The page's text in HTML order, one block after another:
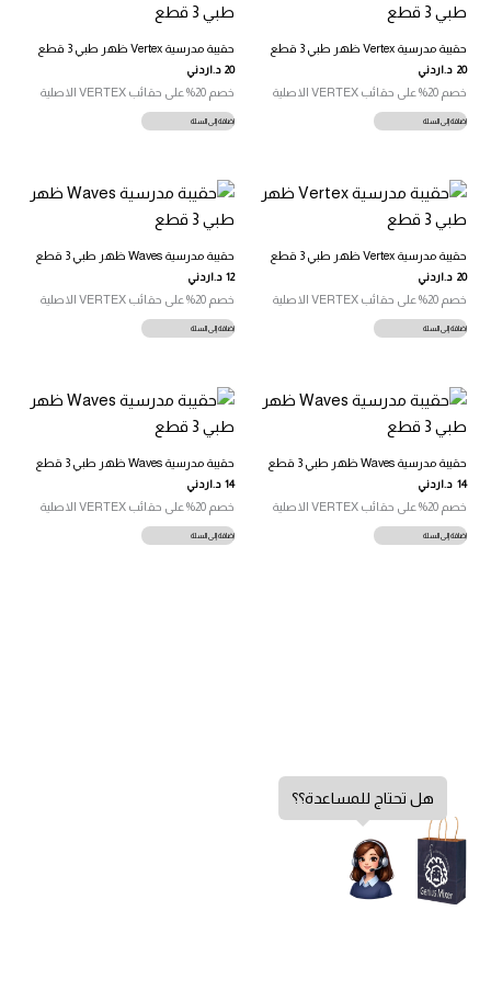
حقيبة مدرسية Vertex ظهر طبي 3 قطع
20 د.اردني
خصم 20% على حقائب VERTEX الاصلية
إضافة إلى السلة
حقيبة مدرسية Vertex ظهر طبي 3 قطع
20 د.اردني
خصم 20% على حقائب VERTEX الاصلية
إضافة إلى السلة
حقيبة مدرسية Vertex ظهر طبي 3 قطع
20 د.اردني
خصم 20% على حقائب VERTEX الاصلية
إضافة إلى السلة
حقيبة مدرسية Waves ظهر طبي 3 قطع
12 د.اردني
خصم 20% على حقائب VERTEX الاصلية
إضافة إلى السلة
حقيبة مدرسية Waves ظهر طبي 3 قطع
14 د.اردني
خصم 20% على حقائب VERTEX الاصلية
إضافة إلى السلة
حقيبة مدرسية Waves ظهر طبي 3 قطع
14 د.اردني
خصم 20% على حقائب VERTEX الاصلية
إضافة إلى السلة
هل تحتاج للمساعدة؟؟